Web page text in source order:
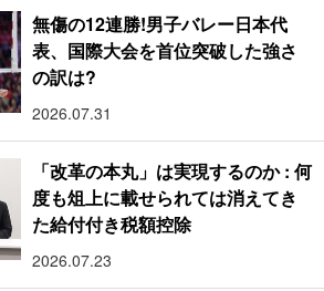
無傷の12連勝!男子バレー日本代
表、国際大会を首位突破した強さ
の訳は?
2026.07.31
「改革の本丸」は実現するのか : 何
度も俎上に載せられては消えてき
た給付付き税額控除
2026.07.23